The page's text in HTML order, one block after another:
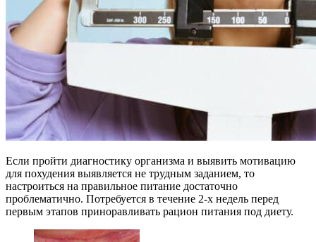
Если пройти диагностику организма и выявить мотивацию
для похудения выявляется не трудным заданием, то
настроиться на правильное питание достаточно
проблематично. Потребуется в течение 2-х недель перед
первым этапов приноравливать рацион питания под диету.